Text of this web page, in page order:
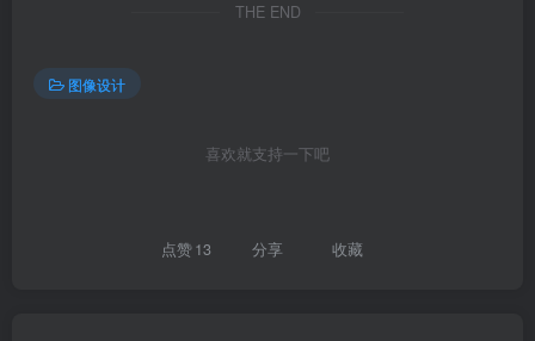
THE END
图像设计
喜欢就支持一下吧
点赞13 分享 收藏